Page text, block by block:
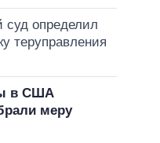
суд определил
теруправления
в США
меру